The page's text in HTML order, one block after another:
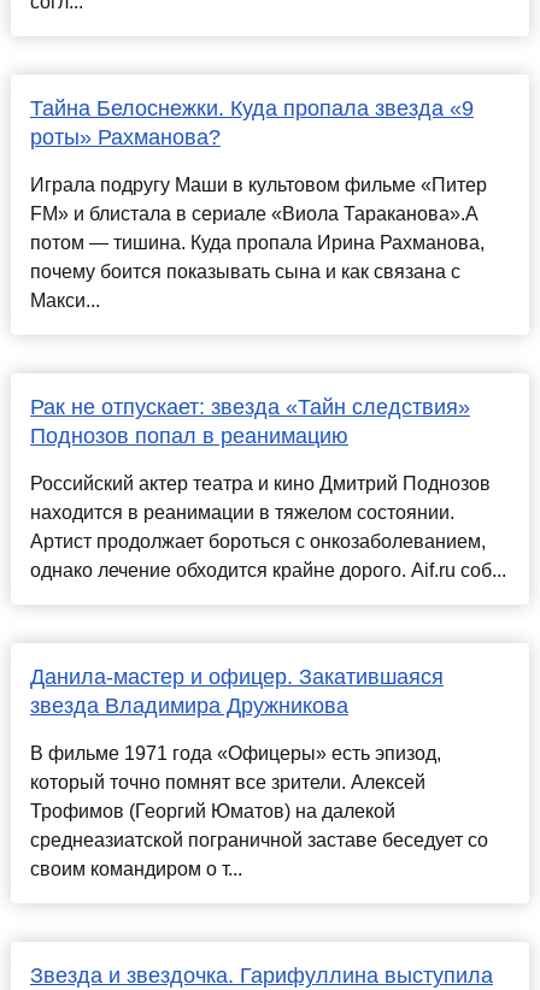
Тайна Белоснежки. Куда пропала звезда «9
роты» Рахманова?
Играла подругу Маши в культовом фильме «Питер
FM» и блистала в сериале «Виола Тараканова».А
потом — тишина. Куда пропала Ирина Рахманова,
почему боится показывать сына и как связана с
Макси...
Рак не отпускает: звезда «Тайн следствия»
Поднозов попал в реанимацию
Российский актер театра и кино Дмитрий Поднозов
находится в реанимации в тяжелом состоянии.
Артист продолжает бороться с онкозаболеванием,
однако лечение обходится крайне дорого. Aif.ru соб...
Данила-мастер и офицер. Закатившаяся
звезда Владимира Дружникова
В фильме 1971 года «Офицеры» есть эпизод,
который точно помнят все зрители. Алексей
Трофимов (Георгий Юматов) на далекой
среднеазиатской пограничной заставе беседует со
своим командиром о т...
Звезда и звездочка. Гарифуллина выступила